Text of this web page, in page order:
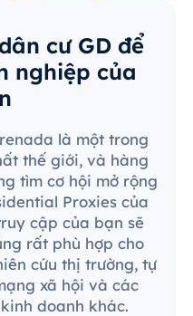
cư GD để
nghiệp của
là một trong
thế giới, và hàng
tìm cơ hội mở rộng
Proxies của
cập của bạn sẽ
rất phù hợp cho
cứu thị trường, tự
xã hội và các
doanh khác.